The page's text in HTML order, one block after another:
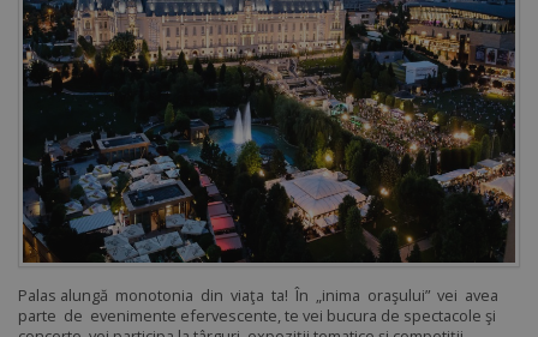
Palas alungă monotonia din viaţa ta! În „inima oraşului” vei avea
parte de evenimente efervescente, te vei bucura de spectacole şi